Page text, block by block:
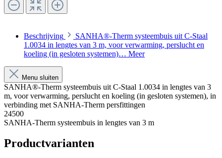
Beschrijving
SANHA®-Therm systeembuis uit C-Staal
1.0034 in lengtes van 3 m, voor verwarming, perslucht en
koeling (in gesloten systemen)… Meer
Menu sluiten
SANHA®-Therm systeembuis uit C-Staal 1.0034 in lengtes van 3
m, voor verwarming, perslucht en koeling (in gesloten systemen), in
verbinding met SANHA-Therm persfittingen
24500
SANHA-Therm systeembuis in lengtes van 3 m
Productvarianten